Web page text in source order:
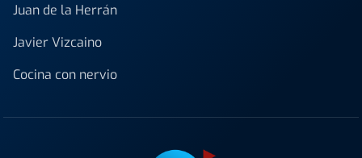
Juan de la Herrán
Javier Vizcaino
Cocina con nervio